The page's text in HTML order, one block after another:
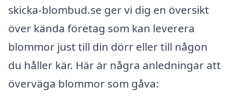
skicka-blombud.se ger vi dig en översikt
över kända företag som kan leverera
blommor just till din dörr eller till någon
du håller kär. Här är några anledningar att
överväga blommor som gåva: